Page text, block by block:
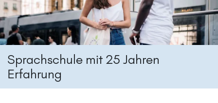
Sprachschule mit 25 Jahren
Erfahrung